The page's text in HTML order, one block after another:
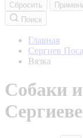
Сбросить
Поиск
Главная
Сергиев
Вязка
Собаки